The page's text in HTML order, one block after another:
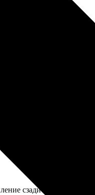
отслеживать.
сзади — просто